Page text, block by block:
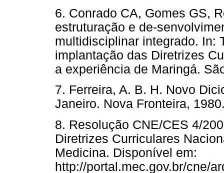
6. Conrado CA, Gomes GS,
estruturação e de-
multidisciplinar integrado. In:
implantação das Diretrizes
a experiência de Maringá.
7. Ferreira, A. B. H. Novo
Janeiro. Nova Fronteira,
8. Resolução CNE/CES 4/
Diretrizes Curriculares
Medicina. Disponível em:
http://portal.mec.gov.br/cne/